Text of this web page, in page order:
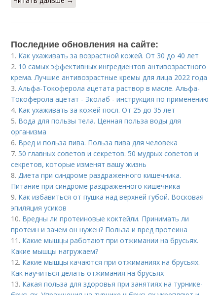
Последние обновления на сайте:
1. Как ухаживать за возрастной кожей. От 30 до 40 лет
2. 10 самых эффективных ингредиентов антивозрастного
крема. Лучшие антивозрастные кремы для лица 2022 года
3.Альфа-Токоферола ацетата раствор в масле. Альфа-
Токоферола ацетат - Эколаб - инструкция по применению
4. Как ухаживать за кожей посл. От 25 до 35 лет
5. Вода для пользы тела. Ценная польза воды для
организма
6. Вред и польза пива. Польза пива для человека
7. 50 главных советов и секретов. 50 мудрых советов и
секретов, которые изменят вашу жизнь
8.Диета при синдроме раздраженного кишечника.
Питание при синдроме раздраженного кишечника
9. Как избавиться от пушка над верхней губой. Восковая
эпиляция усиков
10. Вредны ли протеиновые коктейли. Принимать ли
протеин и зачем он нужен? Польза и вред протеина
11. Какие мышцы работают при отжимании на брусьях.
Какие мышцы нагружаем?
12. Какие мышцы качаются при отжиманиях на брусьях.
Как научиться делать отжимания на брусьях
13. Какая польза для здоровья при занятиях на турнике-